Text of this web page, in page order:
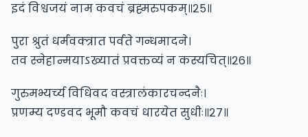
इदं विश्वजयं नाम कवचं ब्रह्मरुपकम्॥२५॥
पुरा श्रुतं धर्मवक्त्रात पर्वते गन्धमादने।
तव स्नेहान्मयाऽख्यातं प्रवक्तव्यं न कस्यचित्॥२६॥
गुरुमभ्यर्च्य विधिवद वस्त्रालंकारचन्दनैः।
प्रणम्य दण्डवद भूमौ कवचं धारयेत सुधीः॥२७॥